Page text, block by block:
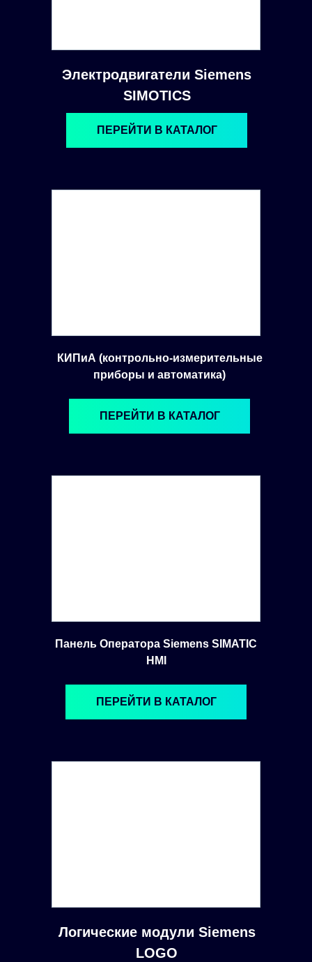
Электродвигатели Siemens
SIMOTICS
ПЕРЕЙТИ В КАТАЛОГ
КИПиА (контрольно-измерительные
приборы и автоматика)
Панель Оператора Siemens SIMATIC
HMI
Логические модули Siemens
LOGO
ПЕРЕЙТИ В КАТАЛОГ
ПЕРЕЙТИ В КАТАЛОГ